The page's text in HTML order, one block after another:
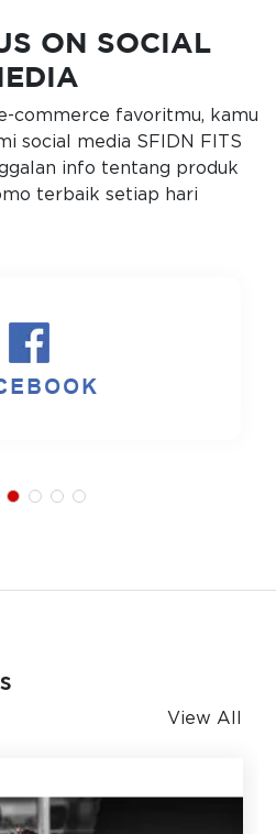
ON SOCIAL
commerce favoritmu, kamu
social media SFIDN FITS
info tentang produk
terbaik setiap hari
View All